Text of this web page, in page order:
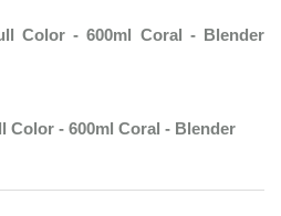
Color - 600ml Coral - Blender
Color - 600ml Coral - Blender